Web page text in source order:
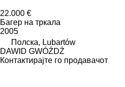
22.000 €
Багер на тркала
2005
Полска, Lubartów
DAWID GWÓŹDŹ
Контактирајте го продавачот